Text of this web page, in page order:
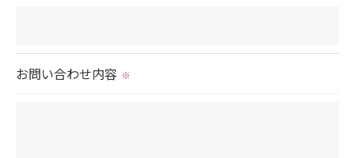
お問い合わせ内容 ※